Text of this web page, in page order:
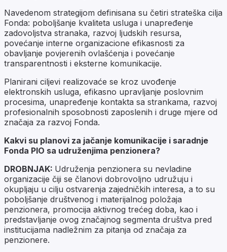
Navedenom strategijom definisana su četiri strateška cilja
Fonda: poboljšanje kvaliteta usluga i unapređenje
zadovoljstva stranaka, razvoj ljudskih resursa,
povećanje interne organizacione efikasnosti za
obavljanje povjerenih ovlašćenja i povećanje
transparentnosti i eksterne komunikacije.
Planirani ciljevi realizovaće se kroz uvođenje
elektronskih usluga, efikasno upravljanje poslovnim
procesima, unapređenje kontakta sa strankama, razvoj
profesionalnih sposobnosti zaposlenih i druge mjere od
značaja za razvoj Fonda.
Kakvi su planovi za jačanje komunikacije i saradnje
Fonda PIO sa udruženjima penzionera?
DROBNJAK: Udruženja penzionera su nevladine
organizacije čiji se članovi dobrovoljno udružuju i
okupljaju u cilju ostvarenja zajedničkih interesa, a to su
poboljšanje društvenog i materijalnog položaja
penzionera, promocija aktivnog trećeg doba, kao i
predstavljanje ovog značajnog segmenta društva pred
institucijama nadležnim za pitanja od značaja za
penzionere.